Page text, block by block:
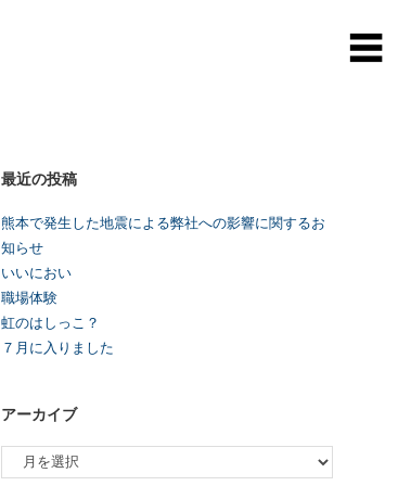
最近の投稿
熊本で発生した地震による弊社への影響に関するお
知らせ
いいにおい
職場体験
虹のはしっこ？
７月に入りました
アーカイブ